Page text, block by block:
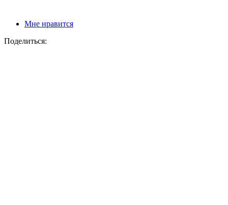
Мне нравится
Поделиться: